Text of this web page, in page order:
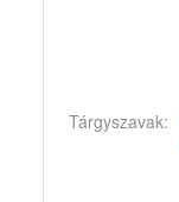
Tárgyszavak: